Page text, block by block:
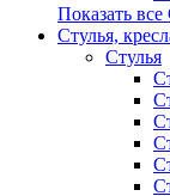
Показать
Стулья,
Стулья